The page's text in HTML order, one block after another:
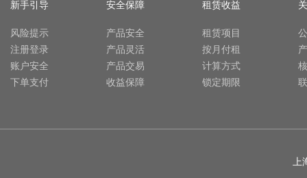
新手引导
风险提示
注册登录
账户安全
下单支付
安全保障
产品安全
产品灵活
产品交易
收益保障
租赁收益
租赁项目
按月付租
计算方式
锁定期限